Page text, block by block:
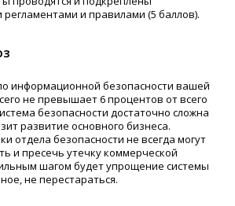
и правилами (5 баллов).
информационной безопасности вашей
не превышает 6 процентов от всего
безопасности достаточно сложна
развитие основного бизнеса.
отдела безопасности не всегда могут
и пресечь утечку коммерческой
шагом будет упрощение системы
не перестараться.